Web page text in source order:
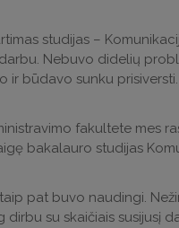
studijas –
Nebuvo didelių
ir būdavo sunku
fakultete mes
bakalauro studijas
pat buvo naudingi.
su skaičiais susijusį